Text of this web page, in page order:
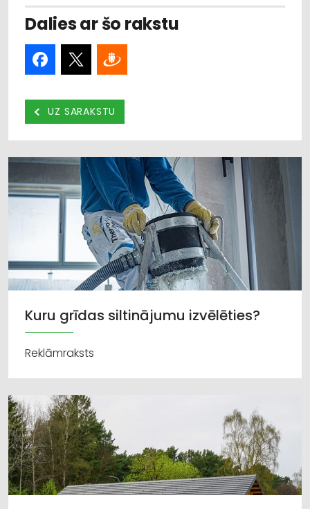
Dalies ar šo rakstu
UZ SARAKSTU
Kuru grīdas siltinājumu izvēlēties?
Reklāmraksts